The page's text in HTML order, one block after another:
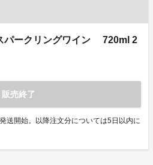
パークリングワイン 720ml 2
販売終了
送開始。以降注文分については5日以内に